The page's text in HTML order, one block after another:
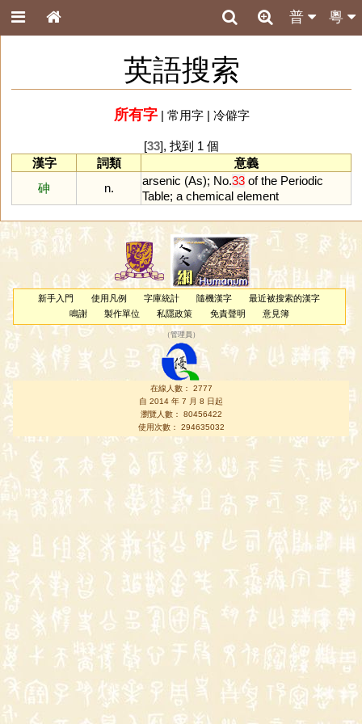
粵
普
英語搜索
所有字| 常用字| 冷僻字
[33], 找到 1 個
漢字
詞類
意義
砷
n.
arsenic (As); No.33 of the Periodic
Table; a chemical element
新手入門 使用凡例 字庫統計 隨機漢字
最近被搜索的漢字
鳴謝
製作單位 私隱政策 免責聲明 意見簿
（管理員 ）
在線人數： 2777
自 2014 年 7 月 8 日起
瀏覽人數： 80456422
使用次數： 294635032